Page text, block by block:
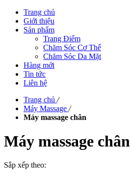
Trang chủ
Giới thiệu
Sản phẩm
Trang Điểm
Chăm Sóc Cơ Thể
Chăm Sóc Da Mặt
Hàng mới
Tin tức
Liên hệ
Trang chủ /
Máy Massage /
Máy massage chân
Máy massage chân
Sắp xếp theo: